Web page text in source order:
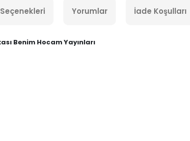
Yorumlar İade Koşulları
Benim Hocam Yayınları